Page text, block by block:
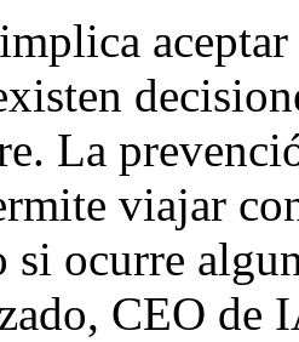
La
viajar
si ocurre
CEO de